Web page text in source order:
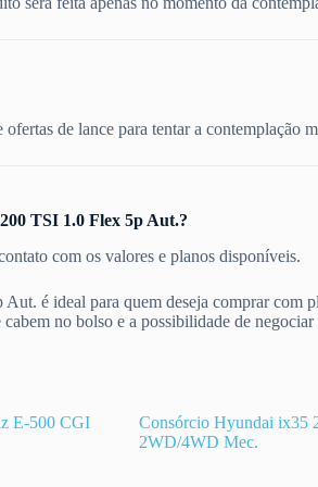
de lance para tentar a contemplação
TSI 1.0 Flex 5p Aut.?
com os valores e planos disponíveis.
é ideal para quem deseja comprar com
no bolso e a possibilidade de
E-500 CGI
Consórcio Hyundai ix35
2WD/4WD Mec.